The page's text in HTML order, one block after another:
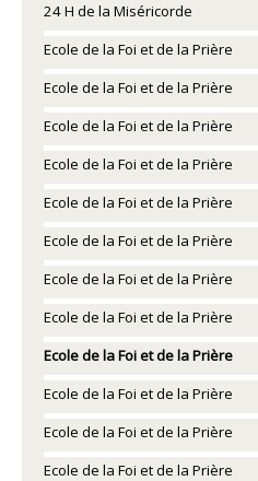
24 H de la Miséricorde
Ecole de la Foi et de la Prière
Ecole de la Foi et de la Prière
Ecole de la Foi et de la Prière
Ecole de la Foi et de la Prière
Ecole de la Foi et de la Prière
Ecole de la Foi et de la Prière
Ecole de la Foi et de la Prière
Ecole de la Foi et de la Prière
Ecole de la Foi et de la Prière
Ecole de la Foi et de la Prière
Ecole de la Foi et de la Prière
Ecole de la Foi et de la Prière